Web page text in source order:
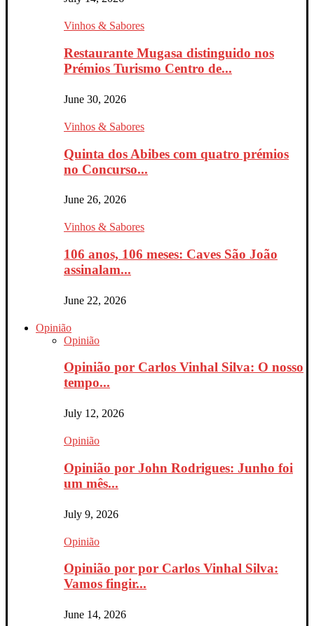
Vinhos & Sabores
Restaurante Mugasa distinguido nos
Prémios Turismo Centro de...
June 30, 2026
Vinhos & Sabores
Quinta dos Abibes com quatro prémios
no Concurso...
June 26, 2026
Vinhos & Sabores
106 anos, 106 meses: Caves São João
assinalam...
June 22, 2026
Opinião
Opinião
Opinião por Carlos Vinhal Silva: O nosso
tempo...
July 12, 2026
Opinião
Opinião por John Rodrigues: Junho foi
um mês...
July 9, 2026
Opinião
Opinião por por Carlos Vinhal Silva:
Vamos fingir...
June 14, 2026